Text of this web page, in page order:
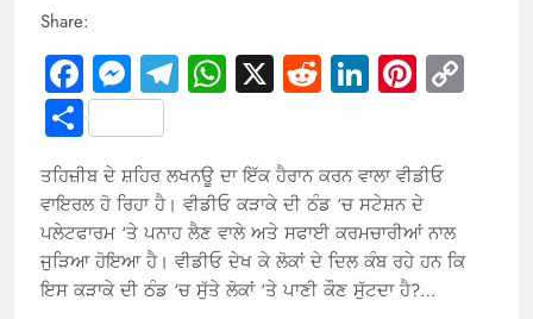
Share:
Facebook
Messenger
Telegram
WhatsApp
X RedditLinkedIn
Share
ਤਹਿਜ਼ੀਬ ਦੇ ਸ਼ਹਿਰ ਲਖਨਊ ਦਾ ਇੱਕ ਹੈਰਾਨ ਕਰਨ ਵਾਲਾ ਵੀਡੀਓ
ਵਾਇਰਲ ਹੋ ਰਿਹਾ ਹੈ। ਵੀਡੀਓ ਕੜਾਕੇ ਦੀ ਠੰਡ ‘ਚ ਸਟੇਸ਼ਨ ਦੇ
ਪਲੇਟਫਾਰਮ ‘ਤੇ ਪਨਾਹ ਲੈਣ ਵਾਲੇ ਅਤੇ ਸਫਾਈ ਕਰਮਚਾਰੀਆਂ ਨਾਲ
ਜੁੜਿਆ ਹੋਇਆ ਹੈ। ਵੀਡੀਓ ਦੇਖ ਕੇ ਲੋਕਾਂ ਦੇ ਦਿਲ ਕੰਬ ਰਹੇ ਹਨ ਕਿ
ਇਸ ਕੜਾਕੇ ਦੀ ਠੰਡ ‘ਚ ਸੁੱਤੇ ਲੋਕਾਂ ‘ਤੇ ਪਾਣੀ ਕੌਣ ਸੁੱਟਦਾ ਹੈ?…